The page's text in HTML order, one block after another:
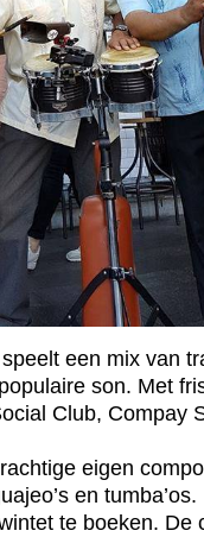
een mix van
son. Met
Club, Compay
eigen
en
te boeken. De